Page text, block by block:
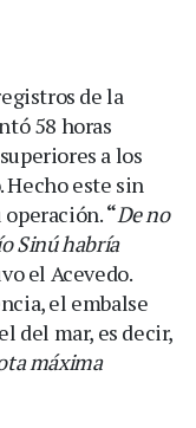
de la
58 horas
a los
Hecho este sin
operación.“De no
Sinú habría
el Acevedo.
el embalse
del mar, es decir,
máxima